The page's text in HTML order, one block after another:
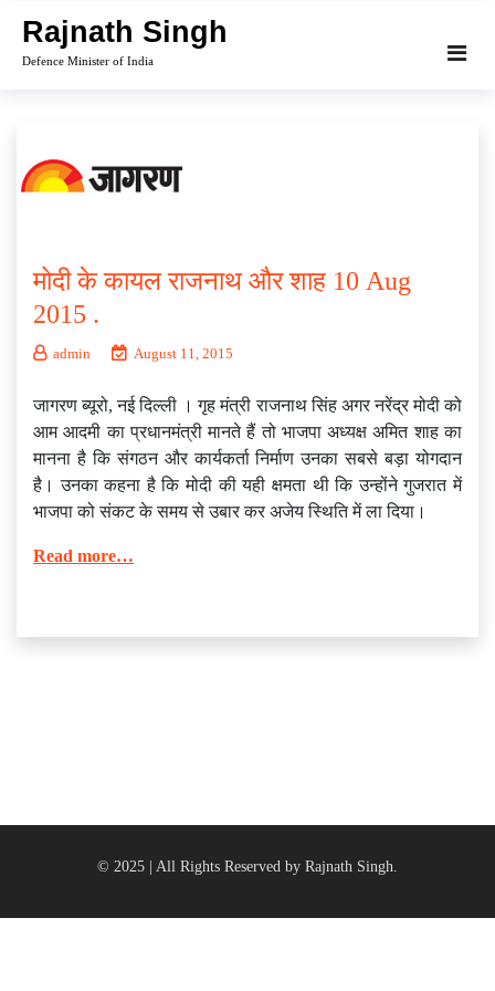
content
Rajnath Singh
Defence Minister of India
मोदी के कायल राजनाथ और शाह 10 Aug
2015 .
admin August 11, 2015
जागरण ब्यूरो, नई दिल्ली । गृह मंत्री राजनाथ सिंह अगर नरेंद्र मोदी को
आम आदमी का प्रधानमंत्री मानते हैं तो भाजपा अध्यक्ष अमित शाह का
मानना है कि संगठन और कार्यकर्ता निर्माण उनका सबसे बड़ा योगदान
है। उनका कहना है कि मोदी की यही क्षमता थी कि उन्होंने गुजरात में
भाजपा को संकट के समय से उबार कर अजेय स्थिति में ला दिया।
Read more…
© 2025 | All Rights Reserved by Rajnath Singh.